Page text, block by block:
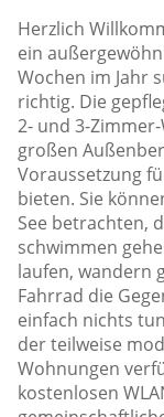
Herzlich
ein
Wochen im Jahr
richtig. Die
2- und 3-
großen
Voraussetzung
bieten. Sie
See betrachten,
schwimmen
laufen, wandern
Fahrrad die
einfach nichts
der teilweise
Wohnungen
kostenlosen